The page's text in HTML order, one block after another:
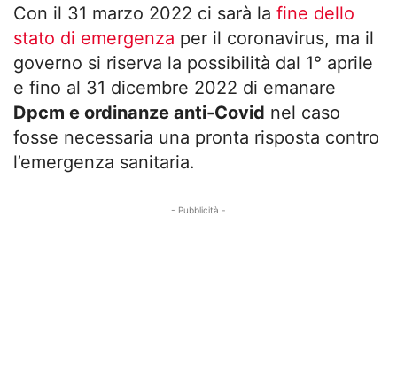
Con il 31 marzo 2022 ci sarà la fine dello
stato di emergenza per il coronavirus, ma il
governo si riserva la possibilità dal 1° aprile
e fino al 31 dicembre 2022 di emanare
Dpcm e ordinanze anti-Covid nel caso
fosse necessaria una pronta risposta contro
l’emergenza sanitaria.
- Pubblicità -